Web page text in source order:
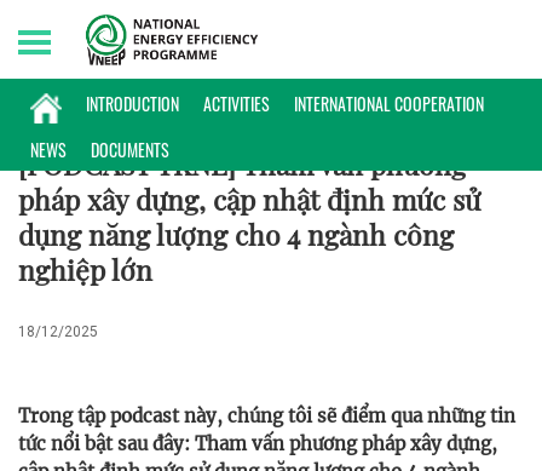
INTRODUCTION ACTIVITIES
INTERNATIONAL COOPERATION
NEWS
DOCUMENTS
Sunday, 09/08/2026 | 20:33 GMT+7
PODCAST
[PODCAST TKNL] Tham vấn phương
pháp xây dựng, cập nhật định mức sử
dụng năng lượng cho 4 ngành công
nghiệp lớn
18/12/2025
Trong tập podcast này, chúng tôi sẽ điểm qua những tin
tức nổi bật sau đây: Tham vấn phương pháp xây dựng,